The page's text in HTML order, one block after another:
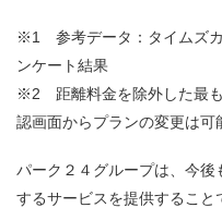
※1 参考データ：タイムズ
ンケート結果
※2 距離料金を除外した最
認画面からプランの変更は可
パーク２４グループは、今後
するサービスを提供するこ